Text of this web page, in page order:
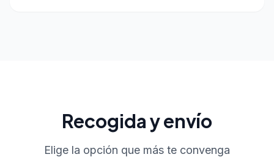
Recogida y envío
Elige la opción que más te convenga